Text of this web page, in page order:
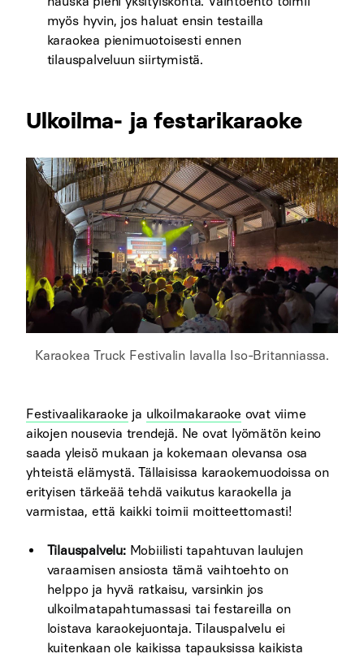
myös hyvin, jos haluat ensin testailla
karaokea pienimuotoisesti ennen
tilauspalveluun siirtymistä.
Ulkoilma- ja festarikaraoke
Karaokea Truck Festivalin lavalla Iso-Britanniassa.
Festivaalikaraoke ja ulkoilmakaraoke ovat viime
aikojen nousevia trendejä. Ne ovat lyömätön keino
saada yleisö mukaan ja kokemaan olevansa osa
yhteistä elämystä. Tällaisissa karaokemuodoissa on
erityisen tärkeää tehdä vaikutus karaokella ja
varmistaa, että kaikki toimii moitteettomasti!
Tilauspalvelu: Mobiilisti tapahtuvan laulujen
varaamisen ansiosta tämä vaihtoehto on
helppo ja hyvä ratkaisu, varsinkin jos
ulkoilmatapahtumassasi tai festareilla on
loistava karaokejuontaja. Tilauspalvelu ei
kuitenkaan ole kaikissa tapauksissa kaikista